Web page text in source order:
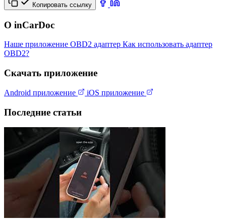
Копировать ссылку
О inCarDoc
Наше приложение OBD2 адаптер Как использовать адаптер
OBD2?
Скачать приложение
Android приложение iOS приложение
Последние статьи